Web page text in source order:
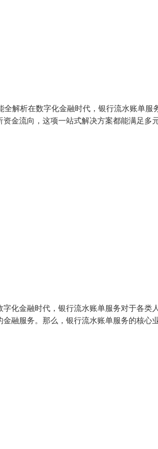
解析在数字化金融时代，银行流水账单服
金流向，这项一站式解决方案都能满足多
化金融时代，银行流水账单服务对于各类
融服务。那么，银行流水账单服务的核心